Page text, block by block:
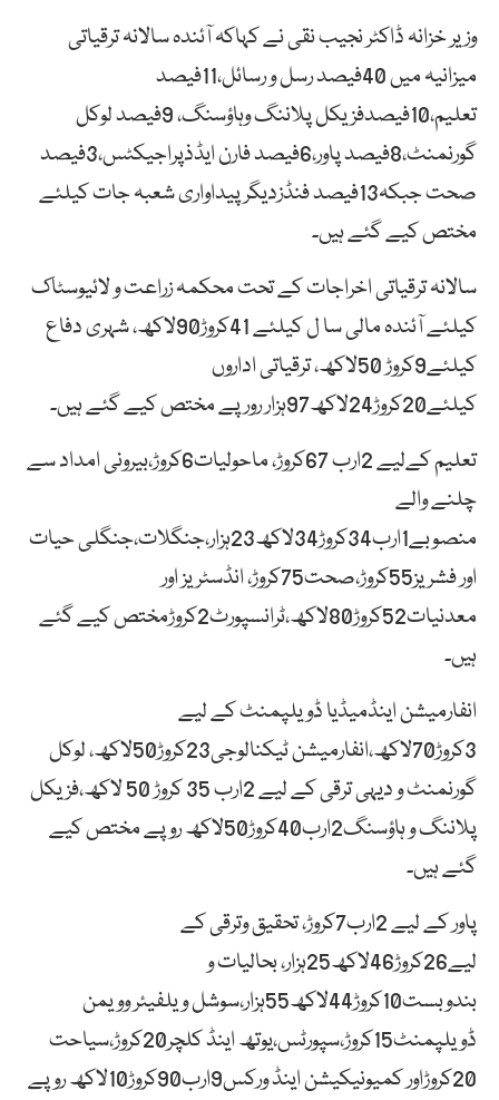
وزیر خزانہ ڈاکٹر نجیب نقی نے کہاکہ آئندہ سالانہ ترقیاتی
میزانیہ میں 40فیصد رسل و رسائل،11فیصد
تعلیم،10فیصدفزیکل پلاننگ وہاؤسنگ، 9فیصد لوکل
گورنمنٹ،8فیصد پاور،6فیصد فارن ایڈذپراجیکٹس،3فیصد
صحت جبکہ13فیصد فنڈزدیگر پیداواری شعبہ جات کیلئے
مختص کیے گئے ہیں۔
سالانہ ترقیاتی اخراجات کے تحت محکمہ زراعت و لائیوسٹاک
کیلئے آئندہ مالی سا ل کیلئے 41کروڑ90لاکھ، شہری دفاع
کیلئے9کروڑ 50لاکھ، ترقیاتی اداروں
کیلئے20کروڑ24لاکھ97ہزار رورپے مختص کیے گئے ہیں۔
تعلیم کےلیے 2ارب 67کروڑ، ماحولیات6کروڑ،بیرونی امداد سے
چلنے والے
منصوبے1ارب34کروڑ34لاکھ23ہزار،جنگلات،جنگلی حیات
اور فشریز55کروڑ،صحت75کروڑ، انڈسٹریز اور
معدنیات52کروڑ80لاکھ،ٹرانسپورٹ2کروڑمختص کیے گئے
ہیں۔
انفارمیشن اینڈمیڈیا ڈویلپمنٹ کے لیے
3کروڑ70لاکھ،انفارمیشن ٹیکنالوجی23کروڑ50لاکھ، لوکل
گورنمنٹ و دیہی ترقی کے لیے 2ارب 35 کروڑ 50 لاکھ،فزیکل
پلاننگ و ہاؤسنگ2ارب40کروڑ50لاکھ روپے مختص کیے
گئے ہیں۔
پاور کے لیے 2ارب7کروڑ، تحقیق وترقی کے
لیے26کروڑ46لاکھ25ہزار، بحالیات و
بندوبست10کروڑ44لاکھ55ہزار،سوشل ویلفیئر وویمن
ڈویلپمنٹ15کروڑ،سپورٹس،یوتھ اینڈ کلچر20کروڑ،سیاحت
20کروڑاور کمیونیکیشن اینڈ ورکس9ارب90کروڑ10لاکھ روپے